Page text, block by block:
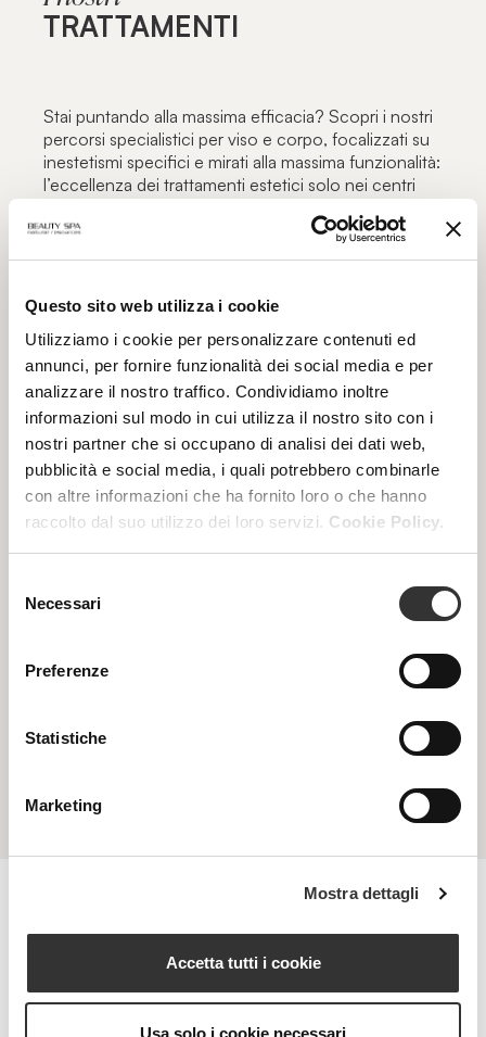
Questo sito web utilizza i cookie
Utilizziamo i cookie per personalizzare contenuti ed
annunci, per fornire funzionalità dei social media e per
analizzare il nostro traffico. Condividiamo inoltre
informazioni sul modo in cui utilizza il nostro sito con i
nostri partner che si occupano di analisi dei dati web,
pubblicità e social media, i quali potrebbero combinarle
con altre informazioni che ha fornito loro o che hanno
raccolto dal suo utilizzo dei loro servizi. Cookie Policy.
delNecessari
Preferenze
Statistiche
Marketing
Mostra dettagli
Accetta tutti i cookie
Usa solo i cookie necessari
TRATTAMENTI
Stai puntando alla massima efficacia? Scopri i nostri
percorsi specialistici per viso e corpo, focalizzati su
inestetismi specifici e mirati alla massima funzionalità:
l’eccellenza dei trattamenti estetici solo nei centri
Agecontrol
MAGAZINE